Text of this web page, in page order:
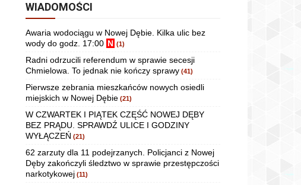
WIADOMOŚCI
Awaria wodociągu w Nowej Dębie. Kilka ulic bez
wody do godz. 17:00 N (1)
Radni odrzucili referendum w sprawie secesji
Chmielowa. To jednak nie kończy sprawy (41)
Pierwsze zebrania mieszkańców nowych osiedli
miejskich w Nowej Dębie (21)
W CZWARTEK I PIĄTEK CZĘŚĆ NOWEJ DĘBY
BEZ PRĄDU. SPRAWDŹ ULICE I GODZINY
WYŁĄCZEŃ (21)
62 zarzuty dla 11 podejrzanych. Policjanci z Nowej
Dęby zakończyli śledztwo w sprawie przestępczości
narkotykowej (11)